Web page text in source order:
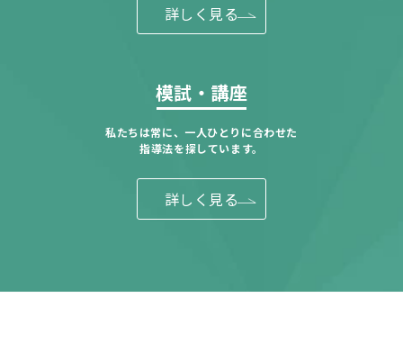
詳しく見る
模試・講座
私たちは常に、一人ひとりに合わせた
指導法を探しています。
詳しく見る